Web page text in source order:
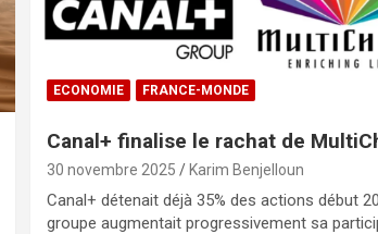
ECONOMIE FRANCE-MONDE
Canal+ finalise le rachat de
30 novembre 2025 Karim Benjelloun
Canal+ détenait déjà 35% des actions début
groupe augmentait progressivement sa